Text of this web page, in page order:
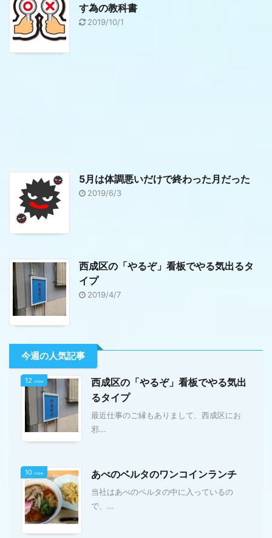
す為の教科書
2019/10/1
5月は体調悪いだけで終わった月だった
2019/6/3
西成区の「やるぞ」看板でやる気出るタ
イプ
2019/4/7
今週の人気記事
12 view
西成区の「やるぞ」看板でやる気出
るタイプ
最近仕事のご縁もありまして、西成区にお
邪...
10 view あべのベルタのワンコインランチ
当社はあべのベルタの中に入っているの
で、...